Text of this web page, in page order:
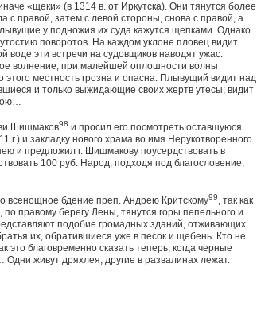
«щеки» (в 1314 в. от Иркутска). Они тянутся более
с правой, затем с левой стороны, снова с правой, а
у подножия их суда кажутся щепками. Однако
поворотов. На каждом уклоне пловец видит
эти встречи на судовщиков наводят ужас.
волнение, при малейшей оплошности волны
местность грозна и опасна. Плывущий видит над
и только выжидающие своих жертв утесы; видит
Шишмаков98 и просил его посмотреть оставшуюся
г.) и закладку нового храма во имя Нерукотворенного
и предложил г. Шишмакову поусердствовать в
100 руб. Народ, подходя под благословение,
всенощное бдение преп. Андрею Критскому99, так как
правому берегу Лены, тянутся горы пепельного и
подобие громадных зданий, отживающих
их, обратившиеся уже в песок и щебень. Кто не
благовременно сказать теперь, когда черные
живут дряхлея; другие в развалинах лежат.